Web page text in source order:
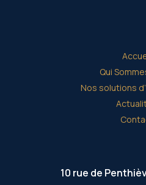
Qui
Nos solutions
10 rue de